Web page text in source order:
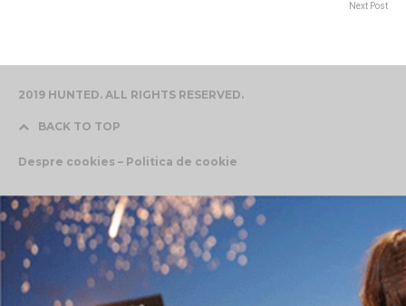
Next Post
2019 HUNTED. ALL RIGHTS RESERVED.
BACK TO TOP
Despre cookies – Politica de cookie